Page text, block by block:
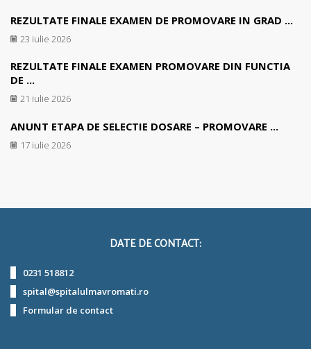
REZULTATE FINALE EXAMEN DE PROMOVARE IN GRAD ...
23 iulie 2026
REZULTATE FINALE EXAMEN PROMOVARE DIN FUNCTIA
DE ...
21 iulie 2026
ANUNT ETAPA DE SELECTIE DOSARE – PROMOVARE ...
17 iulie 2026
DATE DE CONTACT:
0231 518812
spital@spitalulmavromati.ro
Formular de contact